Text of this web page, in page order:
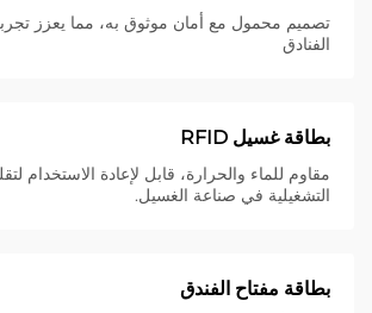
تصميم محمول مع أمان موثوق به، مما يعزز
الفنادق
بطاقة غسيل RFID
مقاوم للماء والحرارة، قابل لإعادة الاستخدام
التشغيلية في صناعة الغسيل.
بطاقة مفتاح الفندق